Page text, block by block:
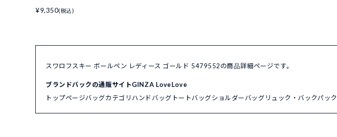
¥9,350(税込)
スワロフスキー ボールペン レディース ゴールド 5479552の商品詳細ページです。
ブランドバックの通販サイトGINZA LoveLove
トップページバッグカテゴリ ハンドバッグ トートバッグショルダーバッグリュック・バックパック